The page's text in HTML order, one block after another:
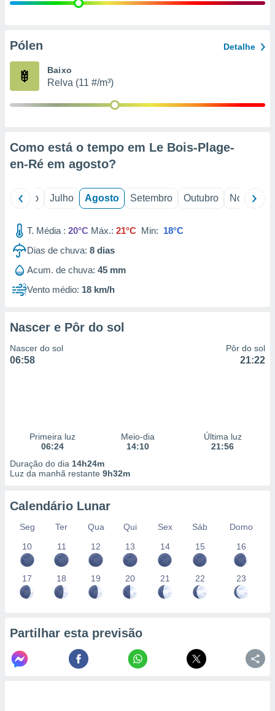
e
de
Pólen Detalhe
Baixo
Relva (11 #/m³)
Como está o tempo em Le Bois-Plage-
en-Ré em agosto?
Junho Julho Agosto Setembro Outubro Novembro
T. Média : 20°C Máx.: 21°C Min: 18°C
Dias de chuva: 8 dias
Acum. de chuva: 45 mm
Vento médio: 18 km/h
Nascer e Pôr do sol
Nascer do sol
06:58
Pôr do sol
21:22
Primeira luz
06:24
Meio-dia
14:10
Última luz
21:56
Duração do dia 14h24m
Luz da manhã restante 9h32m
Calendário Lunar
Seg Ter Qua Qui Sex Sáb
Domo
10
11 12 13 14 15 16
17 18 19 20 21 22 23
Partilhar esta previsão